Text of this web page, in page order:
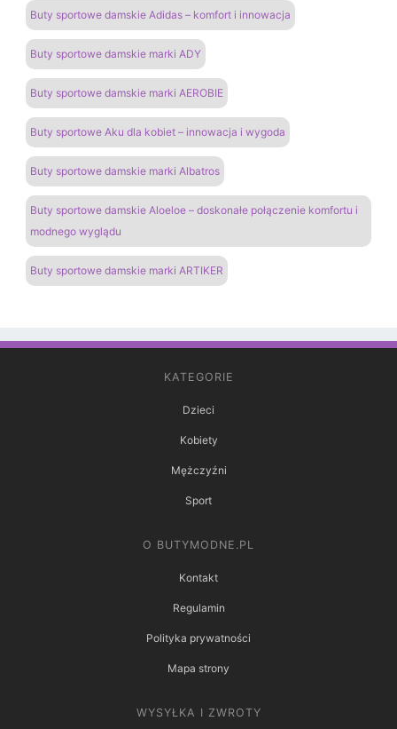
Buty sportowe damskie Adidas – komfort i innowacja
Buty sportowe damskie marki ADY
Buty sportowe damskie marki AEROBIE
Buty sportowe Aku dla kobiet – innowacja i wygoda
Buty sportowe damskie marki Albatros
Buty sportowe damskie Aloeloe – doskonałe połączenie komfortu i
modnego wyglądu
Buty sportowe damskie marki ARTIKER
KATEGORIE
Dzieci
Kobiety
Mężczyźni
Sport
O BUTYMODNE.PL
Kontakt
Regulamin
Polityka prywatności
Mapa strony
WYSYŁKA I ZWROTY